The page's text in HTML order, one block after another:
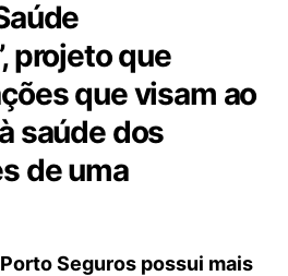
projeto que
que visam ao
saúde dos
de uma
Porto Seguros possui mais